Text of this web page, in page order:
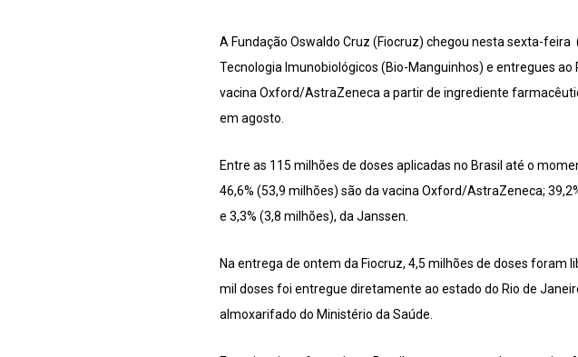
A Fundação Oswaldo Cruz (Fiocruz) chegou nesta sexta-
Tecnologia Imunobiológicos (Bio-Manguinhos) e entregues
vacina Oxford/AstraZeneca a partir de ingrediente
em agosto.
Entre as 115 milhões de doses aplicadas no Brasil até o
46,6% (53,9 milhões) são da vacina Oxford/AstraZeneca;
e 3,3% (3,8 milhões), da Janssen.
Na entrega de ontem da Fiocruz, 4,5 milhões de doses foram
mil doses foi entregue diretamente ao estado do Rio de
almoxarifado do Ministério da Saúde.